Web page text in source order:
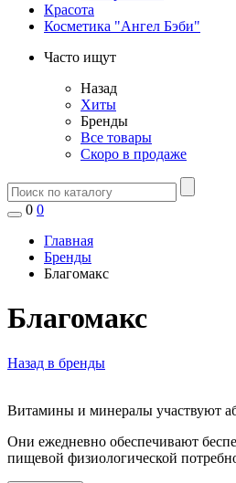
Красота
Косметика "Ангел Бэби"
Часто ищут
Назад
Хиты
Бренды
Все товары
Скоро в продаже
0 0
Главная
Бренды
Благомакс
Благомакс
Назад в бренды
Витамины и минералы участвуют
Они ежедневно обеспечивают
пищевой физиологической